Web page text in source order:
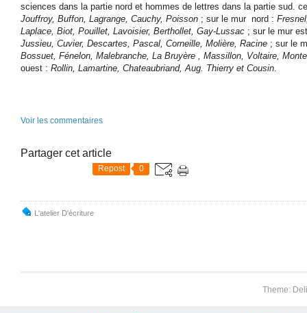
sciences dans la partie nord et hommes de lettres dans la partie sud.
Jouffroy, Buffon, Lagrange, Cauchy, Poisson ; sur le mur nord :
Laplace, Biot, Pouillet, Lavoisier, Berthollet, Gay-Lussac ; sur le mur
Jussieu, Cuvier, Descartes, Pascal, Corneille, Molière, Racine ; sur le
Bossuet, Fénelon, Malebranche, La Bruyère , Massillon, Voltaire,
ouest : Rollin, Lamartine, Chateaubriand, Aug. Thierry et Cousin
Voir les commentaires
Partager cet article
Repost 0
L'atelier D'écriture
Theme: